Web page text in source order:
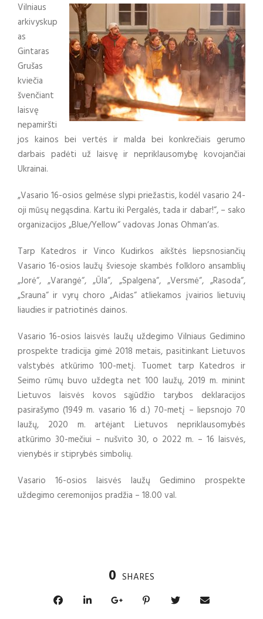
Vilniaus
arkivyskup
as
Gintaras
Grušas
kviečia
švenčiant
laisvę
nepamiršti
jos kainos bei vertės ir malda bei konkrečiais gerumo
darbais padėti už laisvę ir nepriklausomybę kovojančiai
Ukrainai.
„Vasario 16-osios gelmėse slypi priežastis, kodėl vasario 24-
oji mūsų negąsdina. Kartu iki Pergalės, tada ir dabar!“, – sako
organizacijos „Blue/Yellow“ vadovas Jonas Ohman‘as.
Tarp Katedros ir Vinco Kudirkos aikštės liepsnosiančių
Vasario 16-osios laužų šviesoje skambės folkloro ansamblių
„Jorė“, „Varangė“, „Ūla“, „Spalgena“, „Versmė“, „Rasoda“,
„Srauna“ ir vyrų choro „Aidas“ atliekamos įvairios lietuvių
liaudies ir patriotinės dainos.
Vasario 16-osios laisvės laužų uždegimo Vilniaus Gedimino
prospekte tradicija gimė 2018 metais, pasitinkant Lietuvos
valstybės atkūrimo 100-metį. Tuomet tarp Katedros ir
Seimo rūmų buvo uždegta net 100 laužų, 2019 m. minint
Lietuvos laisvės kovos sąjūdžio tarybos deklaracijos
pasirašymo (1949 m. vasario 16 d.) 70-metį – liepsnojo 70
laužų, 2020 m. artėjant Lietuvos nepriklausomybės
atkūrimo 30-mečiui – nušvito 30, o 2022 m. – 16 laisvės,
vienybės ir stiprybės simbolių.
Vasario 16-osios laisvės laužų Gedimino prospekte
uždegimo ceremonijos pradžia – 18.00 val.
0 SHARES